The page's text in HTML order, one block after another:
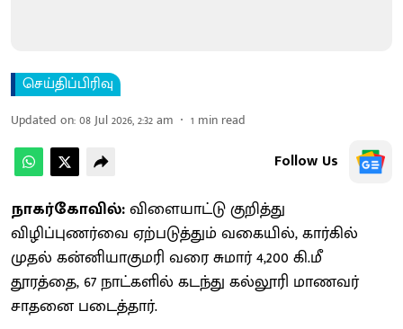
செய்திப்பிரிவு
Updated on:08 Jul 2026, 2:32 am 1 min read
Follow Us
நாகர்கோவில்:விளையாட்டு குறித்து
விழிப்புணர்வை ஏற்படுத்தும் வகையில், கார்கில்
முதல் கன்னியாகுமரி வரை சுமார் 4,200 கி.மீ
தூரத்தை, 67 நாட்களில் கடந்து கல்லூரி மாணவர்
சாதனை படைத்தார்.